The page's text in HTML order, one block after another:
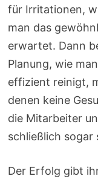
für Irritationen,
man das
erwartet. Dann
Planung, wie
effizient reinigt,
denen keine
die Mitarbeiter
schließlich sogar
Der Erfolg gibt